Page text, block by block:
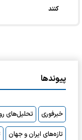
کنند
پیوندها
خبرفوری تحلیل‌های
تازه‌های ایران و جهان